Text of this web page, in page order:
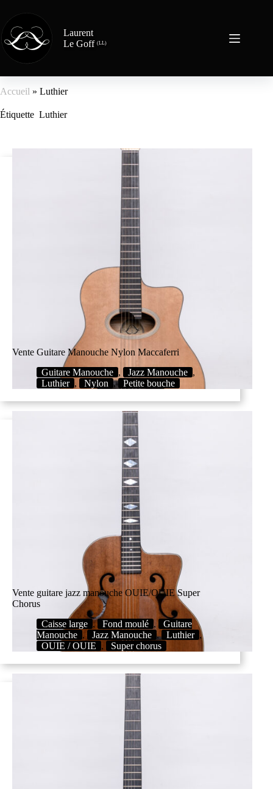
Laurent
Le Goff (LL)
Accueil » Luthier
Étiquette Luthier
Vente Guitare Manouche Nylon Maccaferri
Guitare Manouche , Jazz Manouche ,
Luthier , Nylon , Petite bouche
Vente guitare jazz manouche OUIE/OUIE Super
Chorus
Caisse large , Fond moulé ,
Guitare
Manouche , Jazz Manouche , Luthier ,
OUIE / OUIE , Super chorus